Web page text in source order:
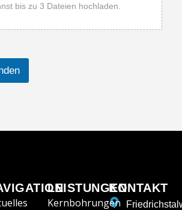
bis zu 3 Dateien hochladen.
LEISTUNGEN
Kernbohrungen
KONTAKT